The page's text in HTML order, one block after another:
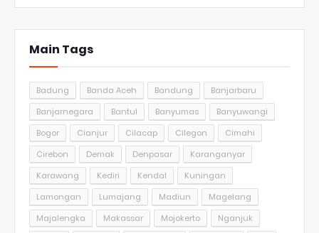
Main Tags
Badung Banda Aceh Bandung
Banjarbaru
Banjarnegara
Bantul Banyumas
Banyuwangi
Bogor
Cianjur Cilacap Cilegon
Cimahi
Cirebon
Demak Denpasar
Karanganyar
Karawang
Kediri Kendal
Kuningan
Lamongan
Lumajang Madiun
Magelang
Majalengka
Makassar Mojokerto
Nganjuk